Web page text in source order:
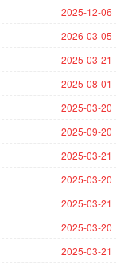
2025-12-06
2026-03-05
2025-03-21
2025-08-01
2025-03-20
2025-09-20
2025-03-21
2025-03-20
2025-03-21
2025-03-20
2025-03-21